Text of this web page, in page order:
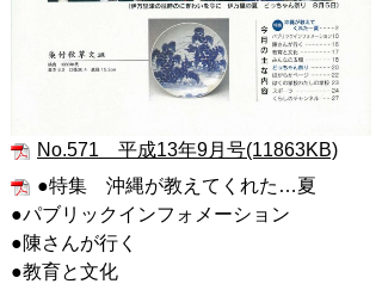
No.571 平成13年9月号(11863KB)
●特集 沖縄が教えてくれた…夏
●パブリックインフォメーション
●陳さんが行く
●教育と文化